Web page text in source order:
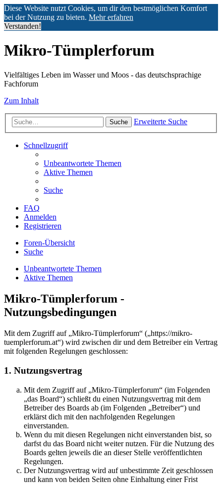
Diese Website nutzt Cookies, um dir den bestmöglichen Komfort
bei der Nutzung zu bieten. Mehr erfahren
Verstanden!
Mikro-Tümplerforum
Vielfältiges Leben im Wasser und Moos - das deutschsprachige
Fachforum
Zum Inhalt
Suche Erweiterte Suche
Schnellzugriff
Unbeantwortete Themen
Aktive Themen
Suche
FAQ
Anmelden
Registrieren
Foren-Übersicht
Suche
Unbeantwortete Themen
Aktive Themen
Mikro-Tümplerforum -
Nutzungsbedingungen
Mit dem Zugriff auf „Mikro-Tümplerforum“ („https://mikro-
tuemplerforum.at“) wird zwischen dir und dem Betreiber ein Vertrag
mit folgenden Regelungen geschlossen:
1. Nutzungsvertrag
Mit dem Zugriff auf „Mikro-Tümplerforum“ (im Folgenden
„das Board“) schließt du einen Nutzungsvertrag mit dem
Betreiber des Boards ab (im Folgenden „Betreiber“) und
erklärst dich mit den nachfolgenden Regelungen
einverstanden.
Wenn du mit diesen Regelungen nicht einverstanden bist, so
darfst du das Board nicht weiter nutzen. Für die Nutzung des
Boards gelten jeweils die an dieser Stelle veröffentlichten
Regelungen.
Der Nutzungsvertrag wird auf unbestimmte Zeit geschlossen
und kann von beiden Seiten ohne Einhaltung einer Frist